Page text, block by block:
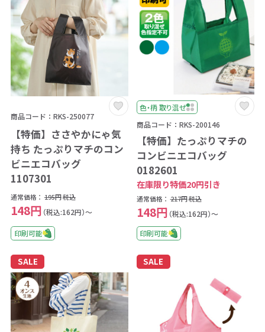
商品コード：RKS-250077
【特価】ささやかにゃ気
持ち たっぷりマチのコン
ビニエコバッグ
1107301
通常価格： 195円税込
148円 （税込:162円）～
印刷可能
色・柄 取り混ぜ
商品コード：RKS-200146
【特価】たっぷりマチの
コンビニエコバッグ
0182601
在庫限り特価20円引き
通常価格： 217円税込
148円 （税込:162円）～
印刷可能
SALE SALE